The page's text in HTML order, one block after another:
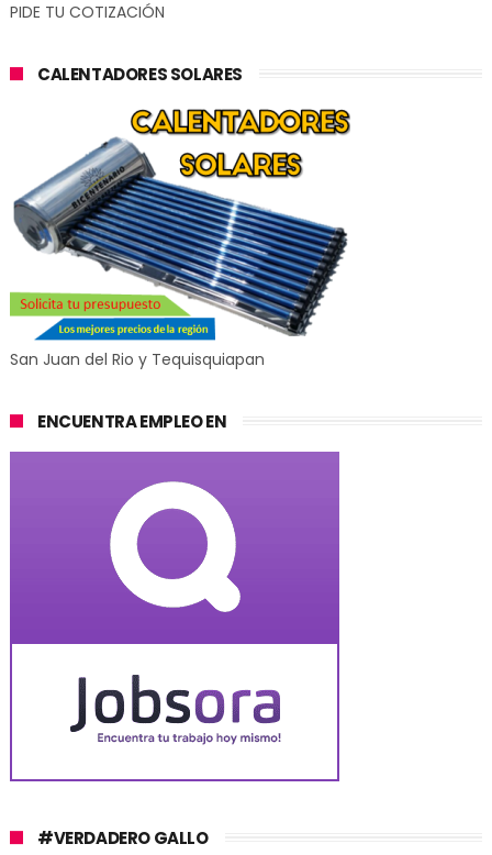
PIDE TU COTIZACIÓN
CALENTADORES SOLARES
San Juan del Rio y Tequisquiapan
ENCUENTRA EMPLEO EN
#VERDADERO GALLO